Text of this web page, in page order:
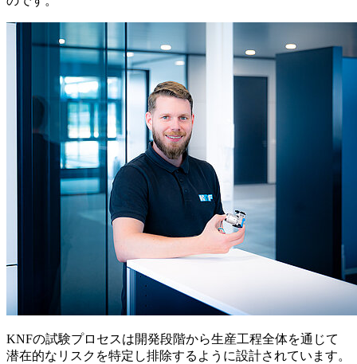
KNFの試験プロセスは開発段階から生産工程全体を通じて
潜在的なリスクを特定し排除するように設計されています。